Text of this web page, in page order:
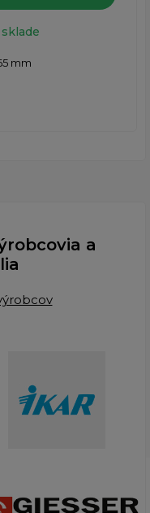
mm
a